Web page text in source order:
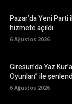
Pazar’da Yeni Parti
hizmete açıldı
6 Ağustos 2026
Giresun’da Yaz
Oyunları” ile
6 Ağustos 2026